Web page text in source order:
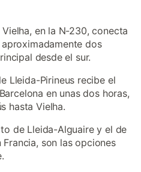
en la N-230, conecta
dos
desde el sur.
Lleida-Pirineus recibe el
en unas dos horas,
hasta Vielha.
de Lleida-Alguaire y el de
son las opciones